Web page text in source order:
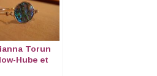
Torun
Hube et